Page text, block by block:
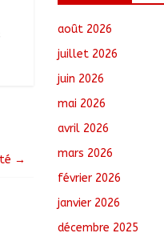
→
Comments
août 2026
juillet 2026
juin 2026
mai 2026
avril 2026
mars 2026
février 2026
janvier 2026
décembre 2025